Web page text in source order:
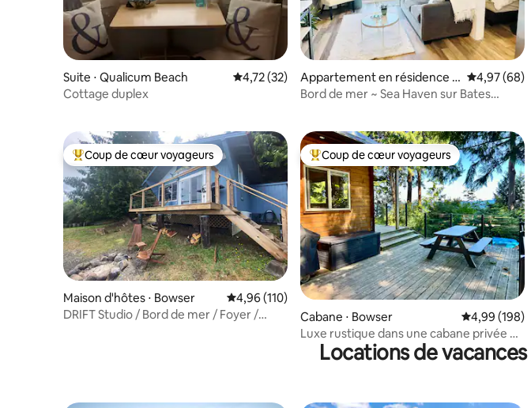
Suite ⋅ Qualicum Beach Évaluation moyenne sur la base de 32 commentaires :
4,72 (32)
Cottage duplex
Appartement en résidence ⋅
Courtenay
Évaluation
4,97 (68)
Bord de mer ~ Sea Haven sur Bates
Coups de cœur voyageurs les plus appréciés
Coup de cœur voyageurs
Maison d'hôtes ⋅ Bowser Évaluation moyenne sur la base de 110 commentaires :
4,96 (110)
DRIFT Studio / Bord de mer / Foyer /
Coups de cœur voyageurs les plus
Coup de cœur voyageurs
Cabane ⋅ Bowser Évaluation
4,99 (198)
Luxe rustique dans une cabane privée en
bord de mer
Locations de